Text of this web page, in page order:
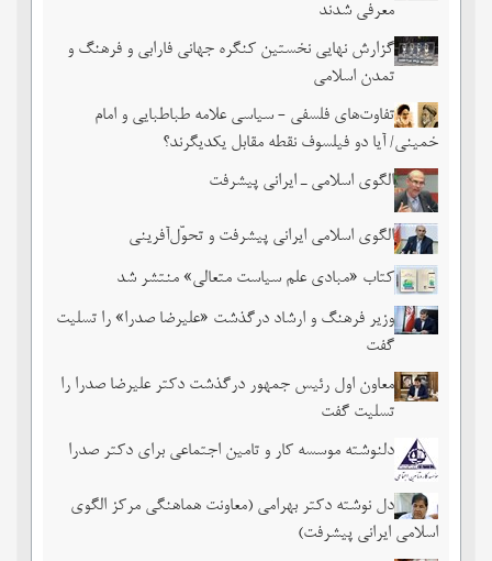
معرفی شدند
گزارش نهایی نخستین کنگره جهانی فارابی و فرهنگ و
تمدن اسلامی
تفاوت‌های فلسفی - سیاسی علامه طباطبایی و امام
خمینی/ آیا دو فیلسوف نقطه مقابل یکدیگرند؟
الگوی اسلامی ـ ایرانی پیشرفت
الگوی اسلامی ایرانی پیشرفت و تحوّل‌آفرینی
کتاب «مبادی علم سیاست متعالی» منتشر شد
وزیر فرهنگ و ارشاد درگذشت «علیرضا صدرا» را تسلیت
گفت
معاون اول رئیس جمهور درگذشت دکتر علیرضا صدرا را
تسلیت گفت
دلنوشته موسسه کار و تامین اجتماعی برای دکتر صدرا
دل نوشته دکتر بهرامی (معاونت هماهنگی مرکز الگوی
اسلامی ایرانی پیشرفت)